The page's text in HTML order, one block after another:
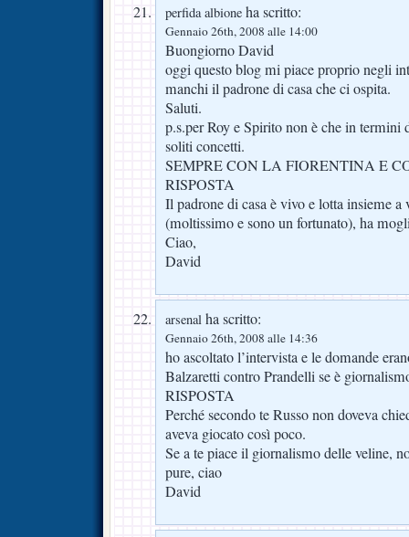
perfida albione ha scritto:
Gennaio 26th, 2008 alle 14:00
Buongiorno David
oggi questo blog mi piace proprio negli
manchi il padrone di casa che ci ospita.
Saluti.
p.s.per Roy e Spirito non è che in
soliti concetti.
SEMPRE CON LA FIORENTINA E
RISPOSTA
Il padrone di casa è vivo e lotta insieme a
(moltissimo e sono un fortunato), ha
Ciao,
David
arsenal ha scritto:
Gennaio 26th, 2008 alle 14:36
ho ascoltato l’intervista e le domande
Balzaretti contro Prandelli se è
RISPOSTA
Perché secondo te Russo non doveva
aveva giocato così poco.
Se a te piace il giornalismo delle veline,
pure, ciao
David